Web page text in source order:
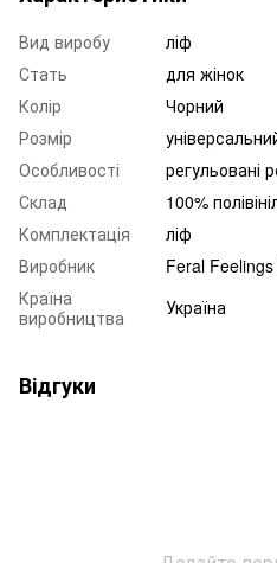
Вид виробу
ліф
Стать
для жінок
Колір
Чорний
Розмір
Особливості
регульовані
Склад
100%
Комплектація
ліф
Виробник
Feral Feelings
Країна
виробництва
Україна
Відгуки